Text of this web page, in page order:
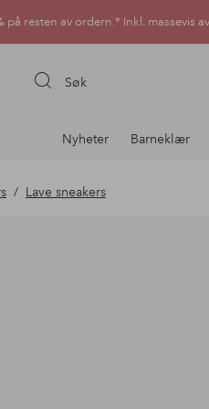
på resten av ordern.* Inkl. massevis
Søk
Nyheter Barneklær
Lave sneakers